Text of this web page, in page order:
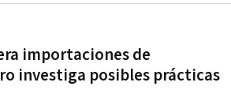
importaciones de
investiga posibles prácticas